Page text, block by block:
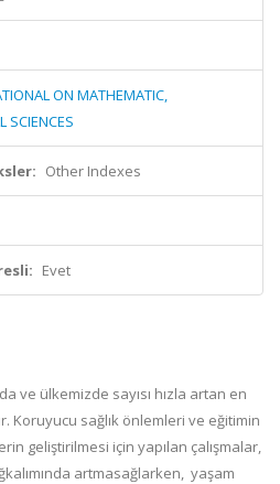
ON MATHEMATIC,
SCIENCES
Other Indexes
Evet
ve ülkemizde sayısı hızla artan en
Koruyucu sağlık önlemleri ve eğitimin
geliştirilmesi için yapılan çalışmalar,
artmasağlarken, yaşam